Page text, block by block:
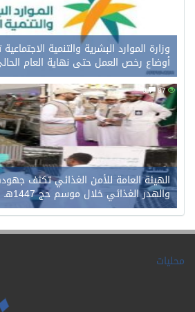
وزارة الموارد البشرية والتنمية
أوضاع رخص العمل حتى نهاية العام
87
0
الهيئة العامة للأمن الغذائي تكثف
والهدر الغذائي خلال موسم حج 1447هـ
محليات